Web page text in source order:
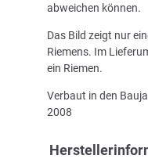
abweichen können.
Das Bild zeigt nur
Riemens. Im
ein Riemen.
Verbaut in den
2008